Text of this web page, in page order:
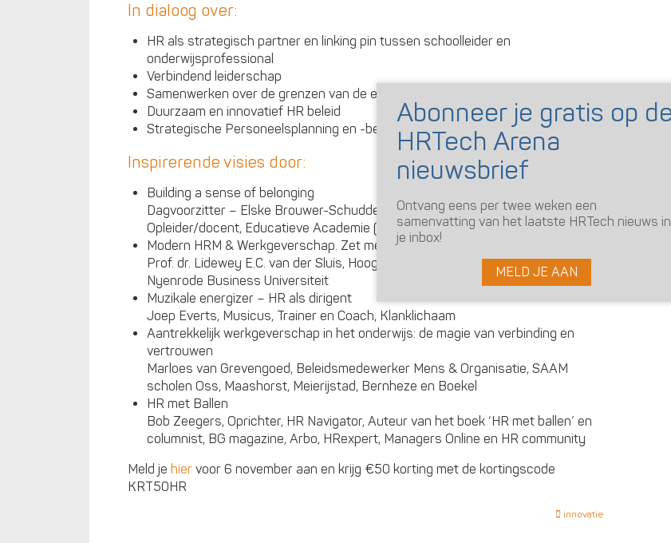
In dialoog over:
HR als strategisch partner en linking pin tussen schoolleider en
onderwijsprofessional
Verbindend leiderschap
Samenwerken over de grenzen van de eigen organisatie heen
Duurzaam en innovatief HR beleid
Strategische Personeelsplanning en -beleid
Inspirerende visies door:
Building a sense of belonging
Dagvoorzitter – Elske Brouwer-Schudde, Onderwijskundige, Onderzoeker en
Opleider/docent, Educatieve Academie (Pabo) Viaa
Modern HRM & Werkgeverschap. Zet mensen niet alleen in, maar ook aan!
Prof. dr. Lidewey E.C. van der Sluis, Hoogleraar, Spreker, Auteur en Onderzoeker,
Nyenrode Business Universiteit
Muzikale energizer – HR als dirigent
Joep Everts, Musicus, Trainer en Coach, Klanklichaam
Aantrekkelijk werkgeverschap in het onderwijs: de magie van verbinding en
vertrouwen
Marloes van Grevengoed, Beleidsmedewerker Mens & Organisatie, SAAM
scholen Oss, Maashorst, Meierijstad, Bernheze en Boekel
HR met Ballen
Bob Zeegers, Oprichter, HR Navigator, Auteur van het boek ‘HR met ballen’ en
columnist, BG magazine, Arbo, HRexpert, Managers Online en HR community
Meld je hier voor 6 november aan en krijg €50 korting met de kortingscode
KRT50HR
innovatie
Ontvang eens per twee weken een
samenvatting van het laatste HRTech nieuws in
je inbox!
MELD JE AAN